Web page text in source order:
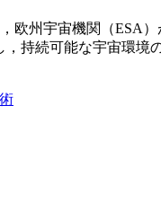
，欧州宇宙機関（ESA
，持続可能な宇宙環境